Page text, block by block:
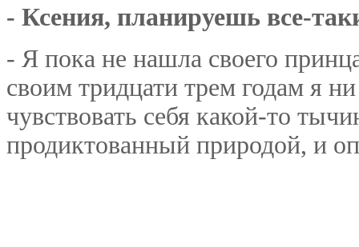
- Ксения, планируешь все-
- Я пока не нашла своего
своим тридцати трем годам я
чувствовать себя какой-то
продиктованный природой, и